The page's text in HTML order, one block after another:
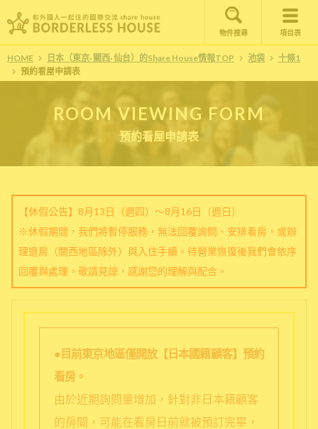
物件搜尋 項目表
HOME 日本（東京· 關西· 仙台）的Share House情報TOP 池袋
十條1
預約看屋申請表
ROOM VIEWING FORM
預約看屋申請表
【休假公告】8月13日（週四）～8月16日（週日）
※休假期間，我們將暫停服務，無法回覆詢問、安排看房，或辦
理退房（關西地區除外）與入住手續。待營業恢復後我們會依序
回覆與處理。敬請見諒，感謝您的理解與配合。
●目前東京地區僅開放【日本國籍顧客】預約
看房。
由於近期詢問量增加，針對非日本籍顧客
的房間，可能在看房日前就被預訂完畢，